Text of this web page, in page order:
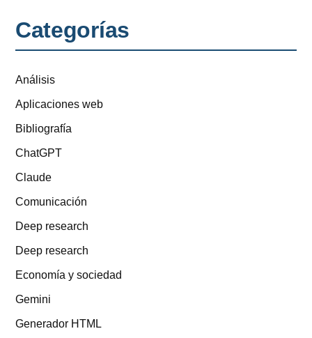
Categorías
Análisis
Aplicaciones web
Bibliografía
ChatGPT
Claude
Comunicación
Deep research
Deep research
Economía y sociedad
Gemini
Generador HTML